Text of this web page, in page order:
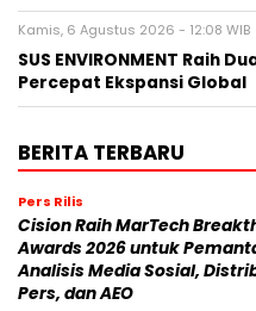
Kamis, 6 Agustus 2026 - 12:08 WIB
SUS ENVIRONMENT Raih
Percepat Ekspansi Global
BERITA TERBARU
Pers Rilis
Cision Raih MarTech
Awards 2026 untuk
Analisis Media Sosial,
Pers, dan AEO